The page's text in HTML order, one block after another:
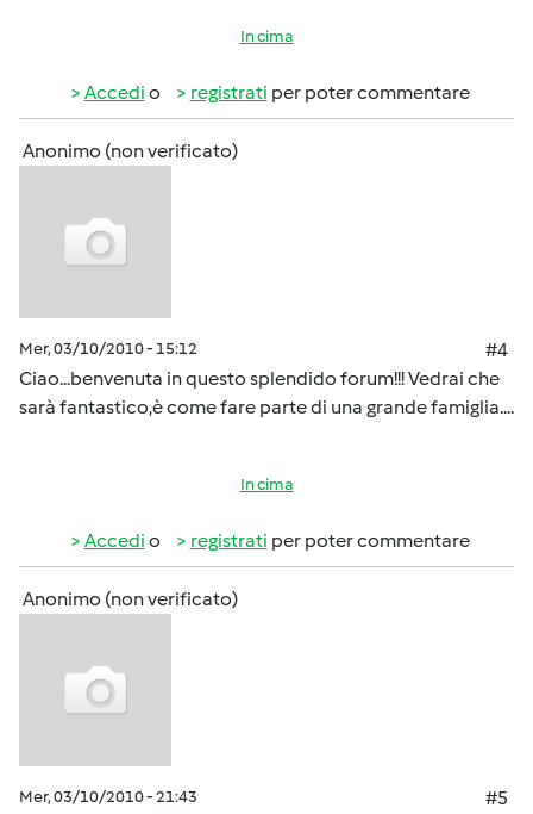
In cima
Accedi o registrati per poter commentare
Anonimo (non verificato)
Mer, 03/10/2010 - 15:12
#4
Ciao...benvenuta in questo splendido forum!!! Vedrai che
sarà fantastico,è come fare parte di una grande famiglia....
In cima
Accedi o registrati per poter commentare
Anonimo (non verificato)
Mer, 03/10/2010 - 21:43
#5